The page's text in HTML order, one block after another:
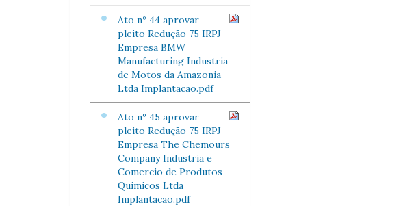
Ato nº 44 aprovar
pleito Redução 75 IRPJ
Empresa BMW
Manufacturing Industria
de Motos da Amazonia
Ltda Implantacao.pdf
Ato nº 45 aprovar
pleito Redução 75 IRPJ
Empresa The Chemours
Company Industria e
Comercio de Produtos
Quimicos Ltda
Implantacao.pdf